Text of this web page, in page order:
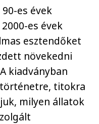
es évek
es évek
esztendőket
növekedni
kiadványban
titokra
milyen állatok